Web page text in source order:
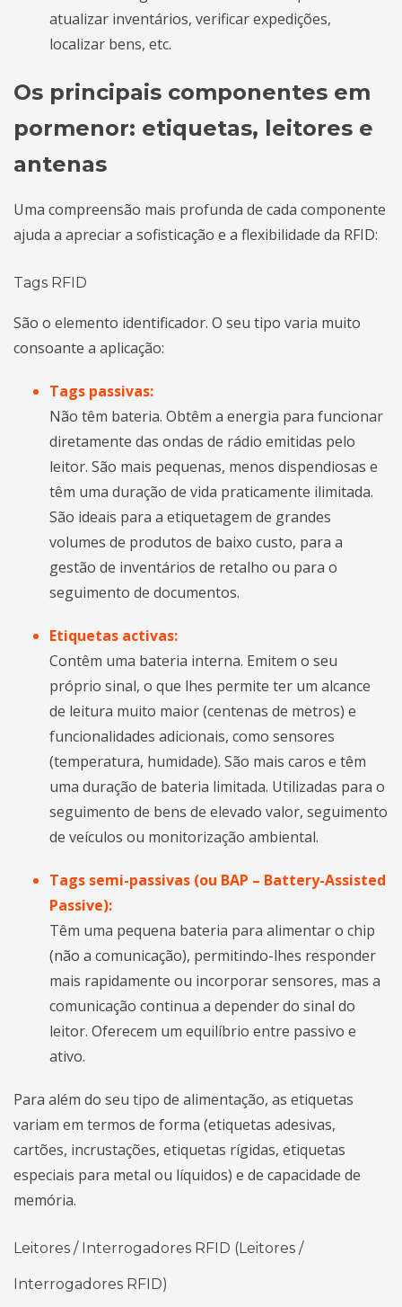
atualizar inventários, verificar expedições,
localizar bens, etc.
Os principais componentes em
pormenor: etiquetas, leitores e
antenas
Uma compreensão mais profunda de cada componente
ajuda a apreciar a sofisticação e a flexibilidade da RFID:
Tags RFID
São o elemento identificador. O seu tipo varia muito
consoante a aplicação:
Tags passivas:
Não têm bateria. Obtêm a energia para funcionar
diretamente das ondas de rádio emitidas pelo
leitor. São mais pequenas, menos dispendiosas e
têm uma duração de vida praticamente ilimitada.
São ideais para a etiquetagem de grandes
volumes de produtos de baixo custo, para a
gestão de inventários de retalho ou para o
seguimento de documentos.
Etiquetas activas:
Contêm uma bateria interna. Emitem o seu
próprio sinal, o que lhes permite ter um alcance
de leitura muito maior (centenas de metros) e
funcionalidades adicionais, como sensores
(temperatura, humidade). São mais caros e têm
uma duração de bateria limitada. Utilizadas para o
seguimento de bens de elevado valor, seguimento
de veículos ou monitorização ambiental.
Tags semi-passivas (ou BAP – Battery-Assisted
Passive):
Têm uma pequena bateria para alimentar o chip
(não a comunicação), permitindo-lhes responder
mais rapidamente ou incorporar sensores, mas a
comunicação continua a depender do sinal do
leitor. Oferecem um equilíbrio entre passivo e
ativo.
Para além do seu tipo de alimentação, as etiquetas
variam em termos de forma (etiquetas adesivas,
cartões, incrustações, etiquetas rígidas, etiquetas
especiais para metal ou líquidos) e de capacidade de
memória.
Leitores / Interrogadores RFID (Leitores /
Interrogadores RFID)